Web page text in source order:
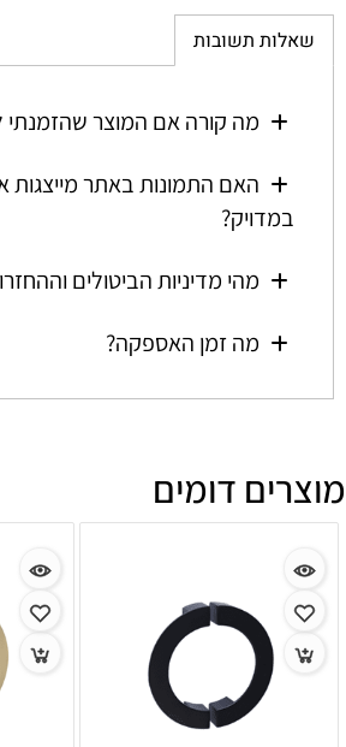
שאלות תשובות
מה קורה אם המוצר שהזמנתי
האם התמונות באתר מייצגות
במדויק?
מהי מדיניות הביטולים
מה זמן האספקה?
מוצרים דומים